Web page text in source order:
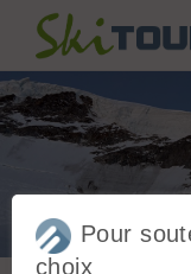
Pour
choix